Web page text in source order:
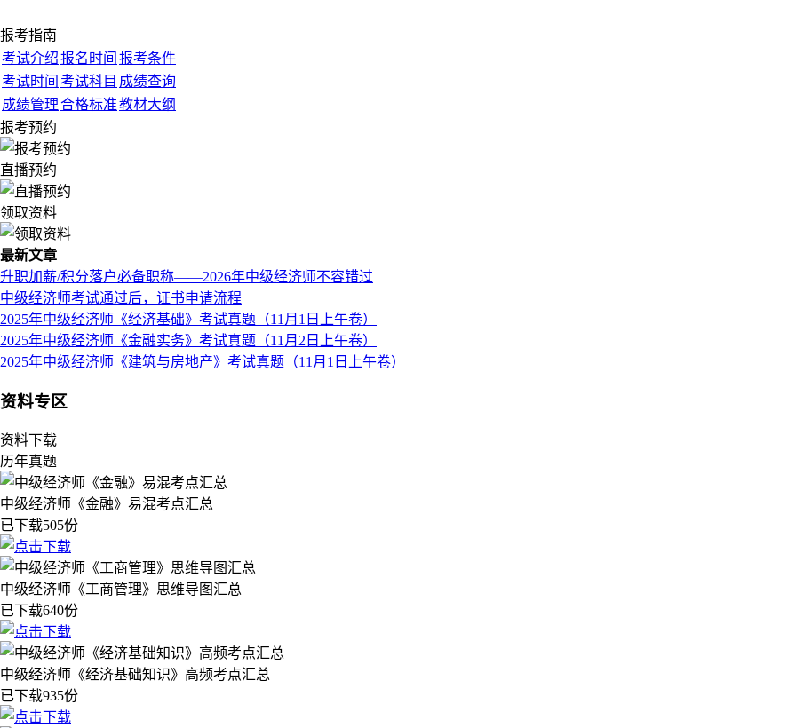
报考指南
考试介绍报名时间 报考条件
考试时间 考试科目 成绩查询
成绩管理合格标准教材大纲
报考预约
直播预约
领取资料
最新文章
升职加薪/积分落户必备职称——2026年中级经济师不容错过
中级经济师考试通过后，证书申请流程
2025年中级经济师《经济基础》考试真题（11月1日上午卷）
2025年中级经济师《金融实务》考试真题（11月2日上午卷）
2025年中级经济师《建筑与房地产》考试真题（11月1日上午卷）
资料专区
资料下载
历年真题
中级经济师《金融》易混考点汇总
已下载505份
中级经济师《工商管理》思维导图汇总
已下载640份
中级经济师《经济基础知识》高频考点汇总
已下载935份